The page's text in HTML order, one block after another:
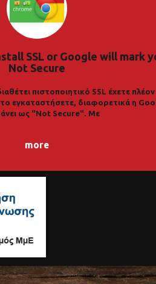
SSL or Google will mark
Not Secure
πιστοποιητικό SSL έχετε πλέον
το εγκαταστήσετε, διαφορετικά η
ως "Not Secure". Με
more